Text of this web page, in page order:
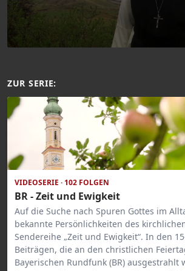
ZUR SERIE:
VIDEOSERIE · 102 FOLGEN
BR - Zeit und Ewigkeit
Auf die Suche nach Spuren Gottes im
bekannte Persönlichkeiten des
Sendereihe „Zeit und Ewigkeit“. In den
Beiträgen, die an den christlichen
Bayerischen Rundfunk (BR) ausgestrahlt